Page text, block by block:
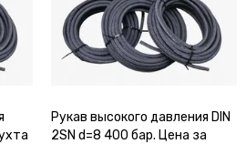
Рукав высокого давления DIN
2SN d=8 400 бар. Цена за